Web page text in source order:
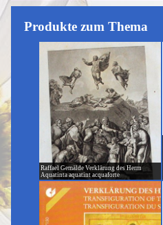
Produkte zum Thema
Raffael Gemälde Verklärung des Herrn
Aquatinta aquatint acquaforte